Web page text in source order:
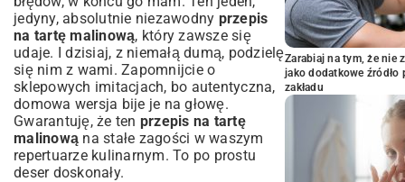
jedyny, absolutnie niezawodny przepis
na tartę malinową, który zawsze się
udaje. I dzisiaj, z niemałą dumą, podzielę
się nim z wami. Zapomnijcie o
sklepowych imitacjach, bo autentyczna,
domowa wersja bije je na głowę.
Gwarantuję, że ten przepis na tartę
malinową na stałe zagości w waszym
repertuarze kulinarnym. To po prostu
deser doskonały.
Zarabiaj na tym, że nie
jako dodatkowe
zakładu